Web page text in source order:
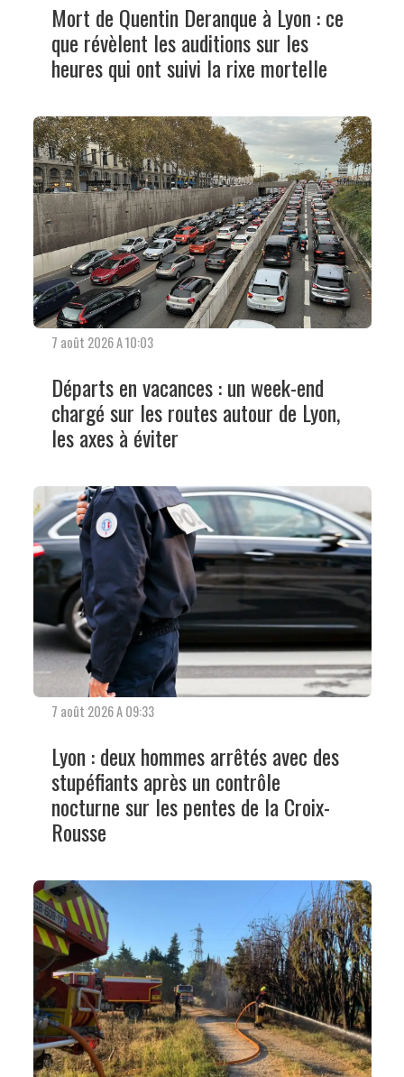
Mort de Quentin Deranque à Lyon : ce
que révèlent les auditions sur les
heures qui ont suivi la rixe mortelle
7 août 2026 A 10:03
Départs en vacances : un week-end
chargé sur les routes autour de Lyon,
les axes à éviter
7 août 2026 A 09:33
Lyon : deux hommes arrêtés avec des
stupéfiants après un contrôle
nocturne sur les pentes de la Croix-
Rousse